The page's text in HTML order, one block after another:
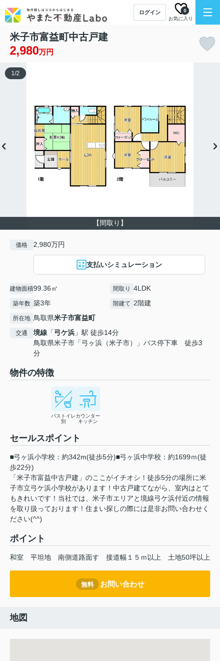
ログイン
お気に入り
0
米子市富益町中古戸建
2,980万円
【間取り】
1/2
価格 2,980万円
支払いシミュレーション
建物面積99.36㎡ 間取り 4LDK
築年数 築3年 階建て 2階建
所在地 鳥取県米子市富益町
交通 境線 「弓ケ浜 」駅 徒歩14分
鳥取県米子市「弓ヶ浜（米子市）」バス停下車 徒歩3
分
物件の特徴
バストイレ
別
カウンター
キッチン
セールスポイント
■弓ヶ浜小学校：約342m(徒歩5分)■弓ヶ浜中学校：約1699ｍ(徒
歩22分)
「米子市富益中古戸建」のここがイチオシ！徒歩5分の場所に米
子市立弓ケ浜小学校があります！中古戸建てながら、室内はとて
もきれいです！当社では、米子市エリアと境線弓ケ浜付近の情報
を取り扱っております！住まい探しの際には是非お問い合わせく
ださい(^^)
ポイント
和室 平坦地 南側道路面す 接道幅１５ｍ以上 土地50坪以上
無料 お問い合わせ
地図